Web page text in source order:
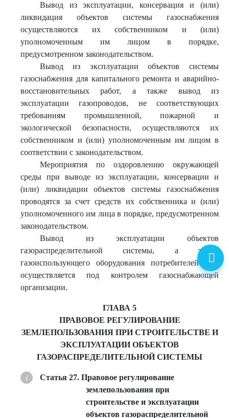
Вывод из эксплуатации, консервация и (или)
ликвидация объектов системы газоснабжения
осуществляются их собственником и (или)
уполномоченным им лицом в порядке,
предусмотренном законодательством.
Вывод из эксплуатации объектов системы
газоснабжения для капитального ремонта и аварийно-
восстановительных работ, а также вывод из
эксплуатации газопроводов, не соответствующих
требованиям промышленной, пожарной и
экологической безопасности, осуществляются их
собственником и (или) уполномоченным им лицом в
соответствии с законодательством.
Мероприятия по оздоровлению окружающей
среды при выводе из эксплуатации, консервации и
(или) ликвидации объектов системы газоснабжения
проводятся за счет средств их собственника и (или)
уполномоченного им лица в порядке, предусмотренном
законодательством.
Вывод из эксплуатации объектов
газораспределительной системы, а также
газоиспользующего оборудования потребителей газа
осуществляется под контролем газоснабжающей
организации.
ГЛАВА 5
ПРАВОВОЕ РЕГУЛИРОВАНИЕ
ЗЕМЛЕПОЛЬЗОВАНИЯ ПРИ СТРОИТЕЛЬСТВЕ И
ЭКСПЛУАТАЦИИ ОБЪЕКТОВ
ГАЗОРАСПРЕДЕЛИТЕЛЬНОЙ СИСТЕМЫ
Статья 27. Правовое регулирование
землепользования при
строительстве и эксплуатации
объектов газораспределительной